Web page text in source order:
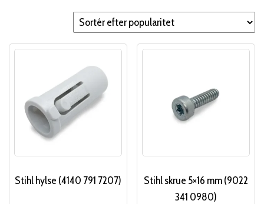
efter
popularitet
Stihl hylse (4140 791 7207)
Stihl skrue 5×16 mm (9022
341 0980)